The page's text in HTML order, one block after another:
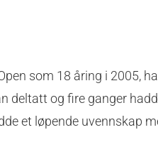
som 18 åring i 2005,
deltatt og fire ganger
et løpende uvennskap